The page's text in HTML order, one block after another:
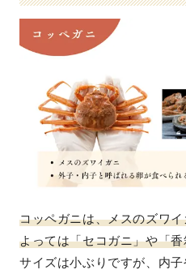
コッペガニは、メスのズワ
よっては「セコガニ」や「
サイズは小ぶりですが、内